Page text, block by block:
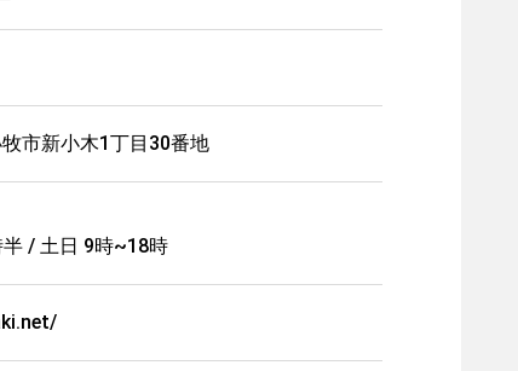
市新小木1丁目30番地
/ 土日 9時~18時